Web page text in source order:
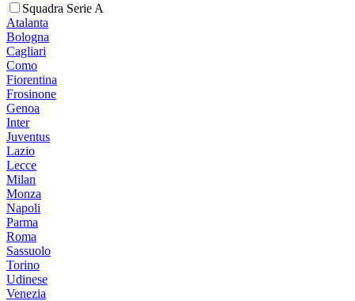
Squadra Serie A
Atalanta
Bologna
Cagliari
Como
Fiorentina
Frosinone
Genoa
Inter
Juventus
Lazio
Lecce
Milan
Monza
Napoli
Parma
Roma
Sassuolo
Torino
Udinese
Venezia